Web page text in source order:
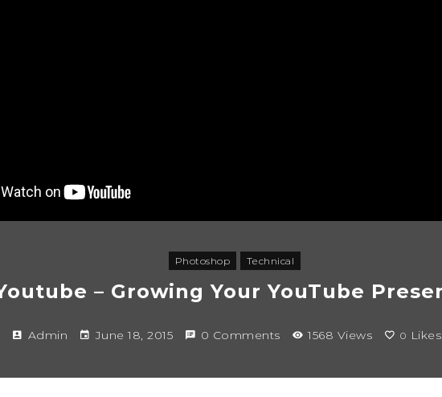
Photoshop Technical
– Growing Your YouTube
Admin June 18, 2015 0 Comments 1568 Views 0 Likes